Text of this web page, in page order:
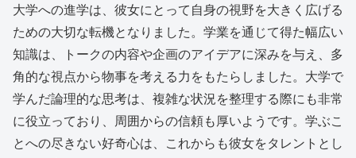
大学への進学は、彼女にとって自身の視野を大きく広げる
ための大切な転機となりました。学業を通じて得た幅広い
知識は、トークの内容や企画のアイデアに深みを与え、多
角的な視点から物事を考える力をもたらしました。大学で
学んだ論理的な思考は、複雑な状況を整理する際にも非常
に役立っており、周囲からの信頼も厚いようです。学ぶこ
とへの尽きない好奇心は、これからも彼女をタレントとし